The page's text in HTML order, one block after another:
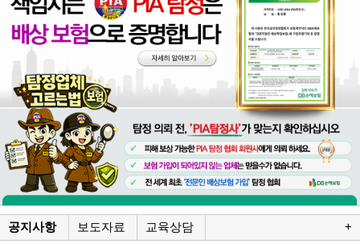
공지사항 보도자료 교육상담 +